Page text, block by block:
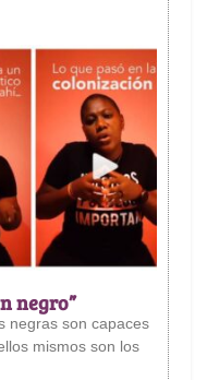
negro”
negras son capaces
mismos son los